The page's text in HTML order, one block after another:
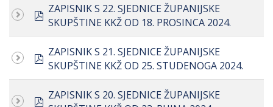
pdf
ZAPISNIK S 22. SJEDNICE ŽUPANIJSKE
SKUPŠTINE KKŽ OD 18. PROSINCA 2024.
pdf
ZAPISNIK S 21. SJEDNICE ŽUPANIJSKE
SKUPŠTINE KKŽ OD 25. STUDENOGA 2024.
pdf
ZAPISNIK S 20. SJEDNICE ŽUPANIJSKE